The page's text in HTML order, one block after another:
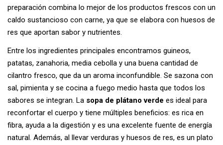
preparación combina lo mejor de los productos frescos con un
caldo sustancioso con carne, ya que se elabora con huesos de
res que aportan sabor y nutrientes.
Entre los ingredientes principales encontramos guineos,
patatas, zanahoria, media cebolla y una buena cantidad de
cilantro fresco, que da un aroma inconfundible. Se sazona con
sal, pimienta y se cocina a fuego medio hasta que todos los
sabores se integran. La sopa de plátano verde es ideal para
reconfortar el cuerpo y tiene múltiples beneficios: es rica en
fibra, ayuda a la digestión y es una excelente fuente de energía
natural. Además, al llevar verduras y huesos de res, es un plato